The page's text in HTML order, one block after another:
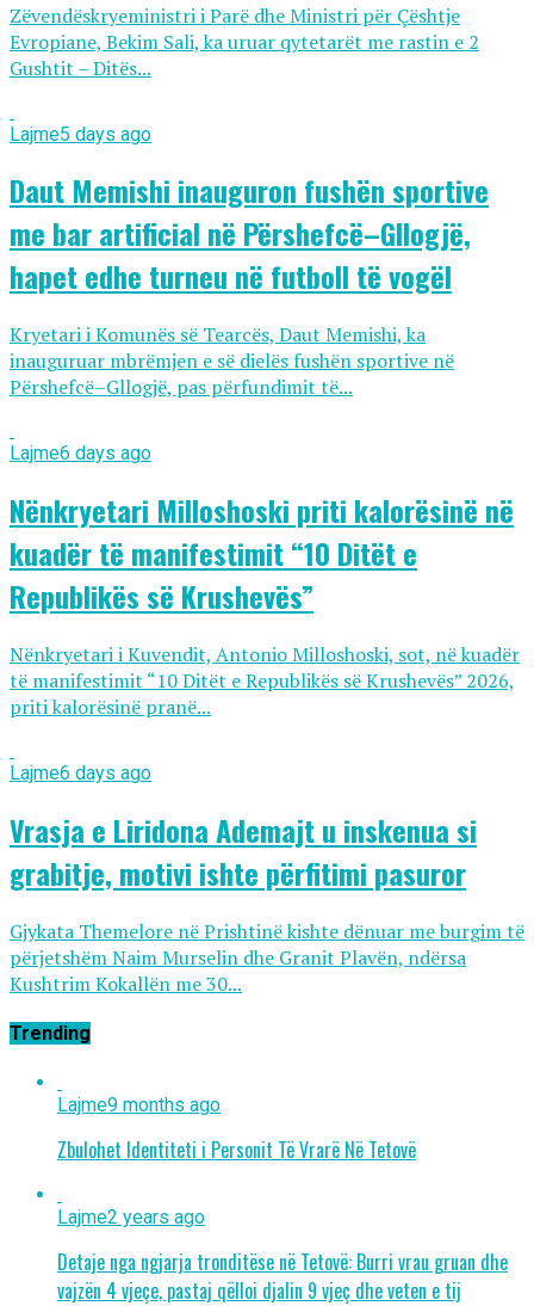
Zëvendëskryeministri i Parë dhe Ministri për Çështje
Evropiane, Bekim Sali, ka uruar qytetarët me rastin e 2
Gushtit – Ditës...
Lajme5 days ago
Daut Memishi inauguron fushën sportive
me bar artificial në Përshefcë–Gllogjë,
hapet edhe turneu në futboll të vogël
Kryetari i Komunës së Tearcës, Daut Memishi, ka
inauguruar mbrëmjen e së dielës fushën sportive në
Përshefcë–Gllogjë, pas përfundimit të...
Lajme6 days ago
Nënkryetari Milloshoski priti kalorësinë në
kuadër të manifestimit “10 Ditët e
Republikës së Krushevës”
Nënkryetari i Kuvendit, Antonio Milloshoski, sot, në kuadër
të manifestimit “10 Ditët e Republikës së Krushevës” 2026,
priti kalorësinë pranë...
Lajme6 days ago
Vrasja e Liridona Ademajt u inskenua si
grabitje, motivi ishte përfitimi pasuror
Gjykata Themelore në Prishtinë kishte dënuar me burgim të
përjetshëm Naim Murselin dhe Granit Plavën, ndërsa
Kushtrim Kokallën me 30...
Trending
Lajme9 months ago
Zbulohet Identiteti i Personit Të Vrarë Në Tetovë
Lajme2 years ago
Detaje nga ngjarja tronditëse në Tetovë: Burri vrau gruan dhe
vajzën 4 vjeçe, pastaj qëlloi djalin 9 vjeç dhe veten e tij